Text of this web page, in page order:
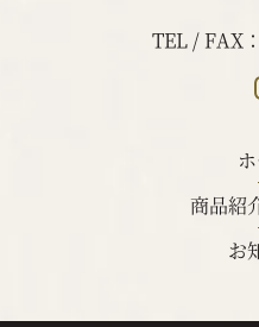
TEL / FAX
商品紹
お